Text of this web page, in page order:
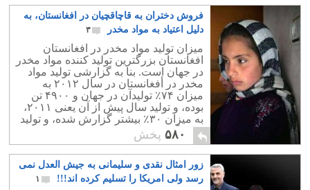
فروش دختران به قاچاقچیان در افغانستان، به
دلیل اعتیاد به مواد مخدر
۳
میزان تولید مواد مخدر در افغانستان
افغانستان بزرگترین تولید کننده مواد مخدر
در جهان است. بنا به گزارشی تولید مواد
مخدر در أفغانستان در سال ۲۰۱۲ به
میزان ۷۴٪ تولیدآن در جهان و ۴۹۰۰ تن
بوده، و تولید سال پیش از آن یعنی ۲۰۱۱،
به میزان ۳۰٪ بیشتر گزارش شده، و تولید
سال گذشته را ۵،۵۰۰ تن تریاک می دانند.
۵۸۰ پخش
زور امثال نقدی و سلیمانی به جیش العدل نمی
رسد ولی امریکا را تسلیم کرده اند!!!
۱